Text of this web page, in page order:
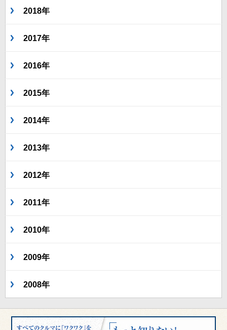
2018年
2017年
2016年
2015年
2014年
2013年
2012年
2011年
2010年
2009年
2008年